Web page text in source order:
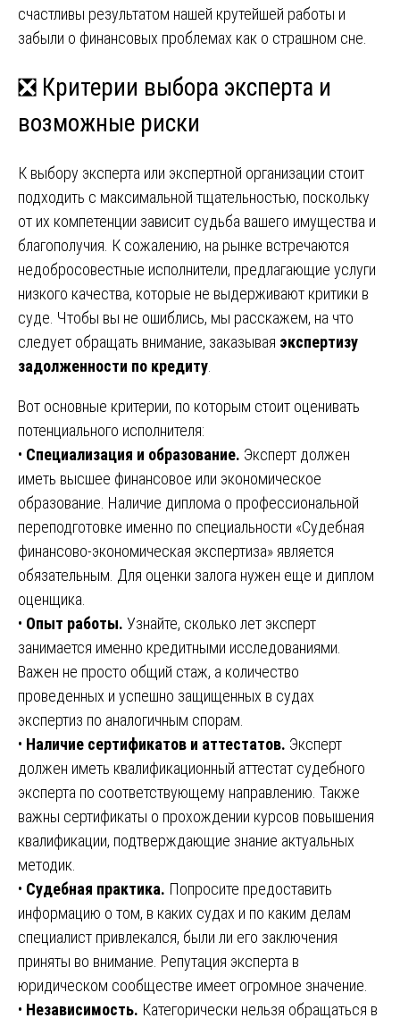
счастливы результатом нашей крутейшей работы и
забыли о финансовых проблемах как о страшном сне.
❎ Критерии выбора эксперта и
возможные риски
К выбору эксперта или экспертной организации стоит
подходить с максимальной тщательностью, поскольку
от их компетенции зависит судьба вашего имущества и
благополучия. К сожалению, на рынке встречаются
недобросовестные исполнители, предлагающие услуги
низкого качества, которые не выдерживают критики в
суде. Чтобы вы не ошиблись, мы расскажем, на что
следует обращать внимание, заказывая экспертизу
задолженности по кредиту.
Вот основные критерии, по которым стоит оценивать
потенциального исполнителя:
• Специализация и образование. Эксперт должен
иметь высшее финансовое или экономическое
образование. Наличие диплома о профессиональной
переподготовке именно по специальности «Судебная
финансово-экономическая экспертиза» является
обязательным. Для оценки залога нужен еще и диплом
оценщика.
• Опыт работы. Узнайте, сколько лет эксперт
занимается именно кредитными исследованиями.
Важен не просто общий стаж, а количество
проведенных и успешно защищенных в судах
экспертиз по аналогичным спорам.
• Наличие сертификатов и аттестатов. Эксперт
должен иметь квалификационный аттестат судебного
эксперта по соответствующему направлению. Также
важны сертификаты о прохождении курсов повышения
квалификации, подтверждающие знание актуальных
методик.
• Судебная практика. Попросите предоставить
информацию о том, в каких судах и по каким делам
специалист привлекался, были ли его заключения
приняты во внимание. Репутация эксперта в
юридическом сообществе имеет огромное значение.
• Независимость. Категорически нельзя обращаться в